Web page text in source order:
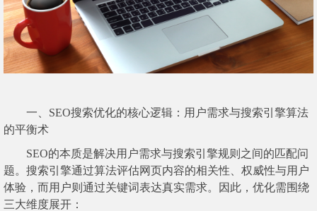
一、SEO搜索优化的核心逻辑：用户需求与搜索引擎算法
的平衡术
SEO的本质是解决用户需求与搜索引擎规则之间的匹配问
题。搜索引擎通过算法评估网页内容的相关性、权威性与用户
体验，而用户则通过关键词表达真实需求。因此，优化需围绕
三大维度展开：